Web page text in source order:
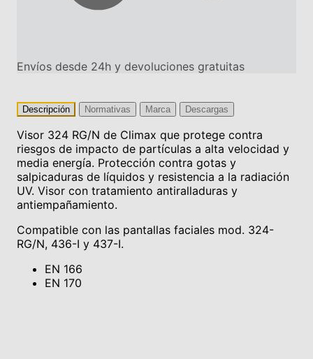
Envíos desde 24h y devoluciones gratuitas
Descripción Normativas Marca Descargas
Visor 324 RG/N de Climax que protege contra
riesgos de impacto de partículas a alta velocidad y
media energía. Protección contra gotas y
salpicaduras de líquidos y resistencia a la radiación
UV. Visor con tratamiento antiralladuras y
antiempañamiento.
Compatible con las pantallas faciales mod. 324-
RG/N, 436-I y 437-I.
EN 166
EN 170